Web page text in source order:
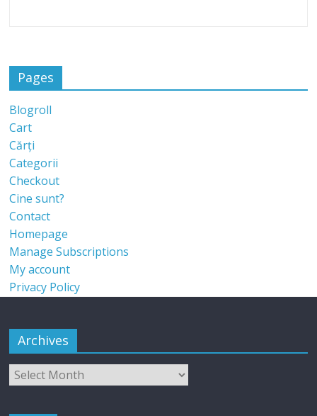
Pages
Blogroll
Cart
Cărți
Categorii
Checkout
Cine sunt?
Contact
Homepage
Manage Subscriptions
My account
Privacy Policy
Archives